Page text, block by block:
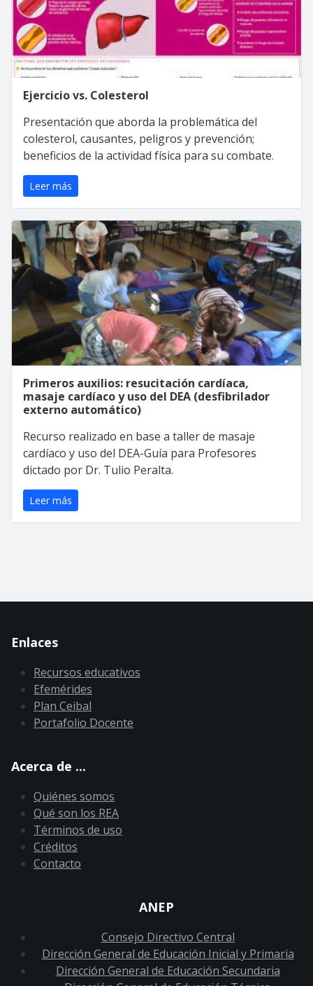
Ejercicio vs. Colesterol
Presentación que aborda la problemática del
colesterol, causantes, peligros y prevención;
beneficios de la actividad física para su combate.
Leer más
Primeros auxilios: resucitación cardíaca,
masaje cardíaco y uso del DEA (desfibrilador
externo automático)
Recurso realizado en base a taller de masaje
cardíaco y uso del DEA-Guía para Profesores
dictado por Dr. Tulio Peralta.
Leer más
Enlaces
Recursos educativos
Efemérides
Plan Ceibal
Portafolio Docente
Acerca de ...
Quiénes somos
Qué son los REA
Términos de uso
Créditos
Contacto
ANEP
Consejo Directivo Central
Dirección General de Educación Inicial y Primaria
Dirección General de Educación Secundaria